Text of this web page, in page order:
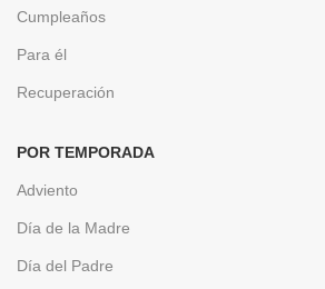
Cumpleaños
Para él
Recuperación
POR TEMPORADA
Adviento
Día de la Madre
Día del Padre